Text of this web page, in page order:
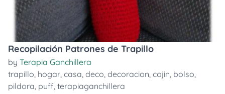
Recopilación Patrones de Trapillo
by Terapia Ganchillera
trapillo, hogar, casa, deco, decoracion, cojin, bolso,
pildora, puff, terapiaganchillera